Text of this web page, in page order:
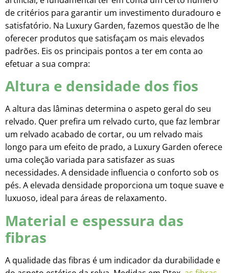
de critérios para garantir um investimento duradouro e
satisfatório. Na Luxury Garden, fazemos questão de lhe
oferecer produtos que satisfaçam os mais elevados
padrões. Eis os principais pontos a ter em conta ao
efetuar a sua compra:
Altura e densidade dos fios
A altura das lâminas determina o aspeto geral do seu
relvado. Quer prefira um relvado curto, que faz lembrar
um relvado acabado de cortar, ou um relvado mais
longo para um efeito de prado, a Luxury Garden oferece
uma coleção variada para satisfazer as suas
necessidades. A densidade influencia o conforto sob os
pés. A elevada densidade proporciona um toque suave e
luxuoso, ideal para áreas de relaxamento.
Material e espessura das
fibras
A qualidade das fibras é um indicador da durabilidade e